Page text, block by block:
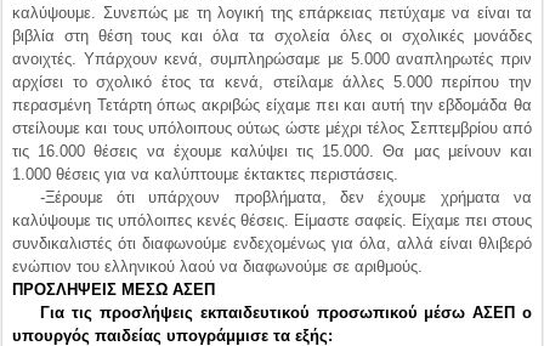
τις 16.000 θέσεις να έχουμε καλύψει τις 15.000. Θα μας μείνουν και
1.000 θέσεις για να καλύπτουμε έκτακτες περιστάσεις.
-Ξέρουμε ότι υπάρχουν προβλήματα, δεν έχουμε χρήματα να
καλύψουμε τις υπόλοιπες κενές θέσεις. Είμαστε σαφείς. Είχαμε πει στους
συνδικαλιστές ότι διαφωνούμε ενδεχομένως για όλα, αλλά είναι θλιβερό
ενώπιον του ελληνικού λαού να διαφωνούμε σε αριθμούς.
ΠΡΟΣΛΗΨΕΙΣ ΜΕΣΩ ΑΣΕΠ
Για τις προσλήψεις εκπαιδευτικού προσωπικού μέσω ΑΣΕΠ ο
υπουργός παιδείας υπογράμμισε τα εξής:
Να πω με μια φράση. ΑΣΕΠ θα υπάρξει αν το Υπουργείο τα καταφέρει
και η Κυβέρνηση τα καταφέρει, η εκπαίδευση να βγει από το 1 προς 10
τώρα. Στις 30 του μηνός καταθέτουμε μελέτη στην Ευρωπαϊκή Επιτροπή
στην οποία ακτινογραφούμε την κατάσταση. Αυτό που έγινε φέτος, που
πήραμε χρήματα με τη βοήθεια του κ. Δένδια και του Πρωθυπουργού και
του κ. Βενιζέλου από το Πρόγραμμα Δημοσίων Επενδύσεων δεν είναι